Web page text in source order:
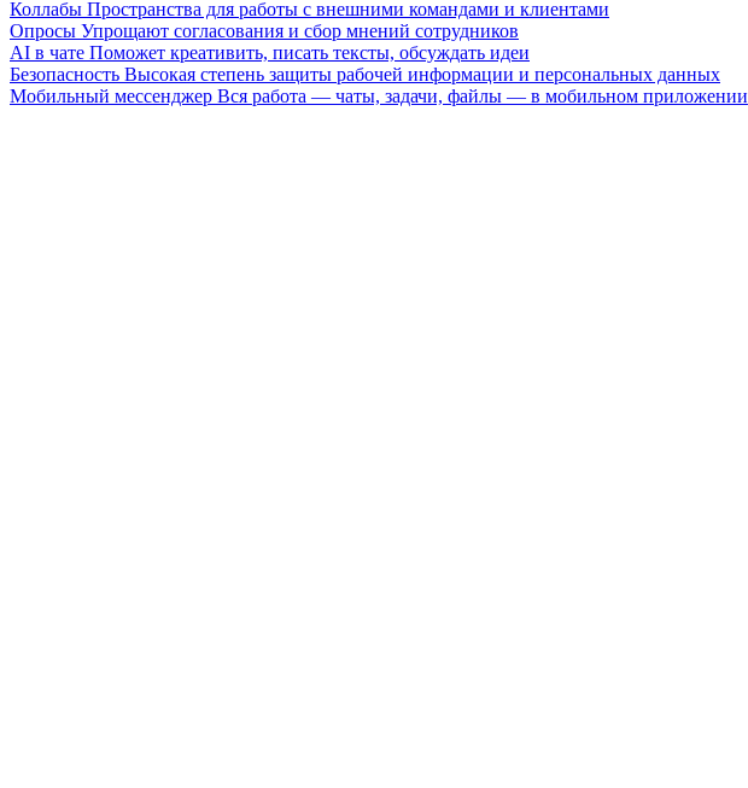
Коллабы Пространства для работы с внешними командами и клиентами
Опросы Упрощают согласования и сбор мнений сотрудников
AI в чате Поможет креативить, писать тексты, обсуждать идеи
Безопасность Высокая степень защиты рабочей информации и персональных данных
Мобильный мессенджер Вся работа — чаты, задачи, файлы — в мобильном приложении